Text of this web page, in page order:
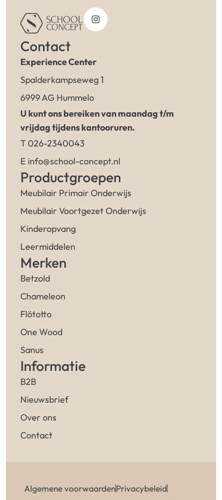
Contact
Experience Center
Spalderkampseweg 1
6999 AG Hummelo
U kunt ons bereiken van maandag t/m
vrijdag tijdens kantooruren.
T 026-2340043
E info@school-concept.nl
Productgroepen
Meubilair Primair Onderwijs
Meubilair Voortgezet Onderwijs
Kinderopvang
Leermiddelen
Merken
Betzold
Chameleon
Flötotto
One Wood
Sanus
Informatie
B2B
Nieuwsbrief
Over ons
Contact
Algemene voorwaardenPrivacybeleid